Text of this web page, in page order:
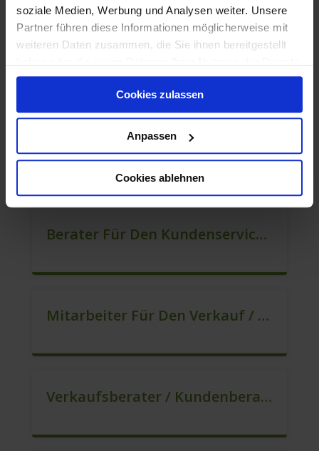
soziale Medien, Werbung und Analysen weiter. Unsere
Partner führen diese Informationen möglicherweise mit
weiteren Daten zusammen, die Sie ihnen bereitgestellt
gesammelt haben.
Cookies zulassen
Anpassen
Cookies ablehnen
Berater Im Vertrieb Als Sofortanstellung (m/w/d)
Mitarbeiter Für Den Verkauf – Quereinstieg Möglich (m/w/d)
Berater Für Den Kundenservice (Außendienst) (m/w/d)
Mitarbeiter Für Den Verkauf / Vertrieb (m/w/d)
Verkaufsberater / Kundenberater, Auch Ohne Ausbildung Möglich (m/w/d)